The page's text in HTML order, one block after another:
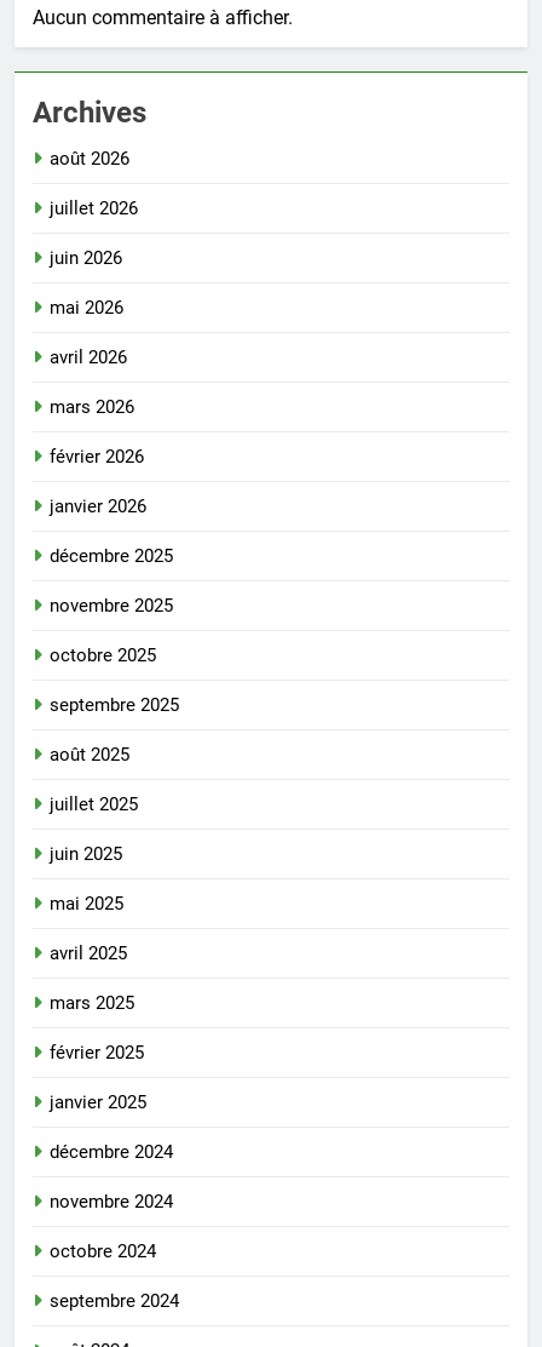
Aucun commentaire à afficher.
Archives
août 2026
juillet 2026
juin 2026
mai 2026
avril 2026
mars 2026
février 2026
janvier 2026
décembre 2025
novembre 2025
octobre 2025
septembre 2025
août 2025
juillet 2025
juin 2025
mai 2025
avril 2025
mars 2025
février 2025
janvier 2025
décembre 2024
novembre 2024
octobre 2024
septembre 2024